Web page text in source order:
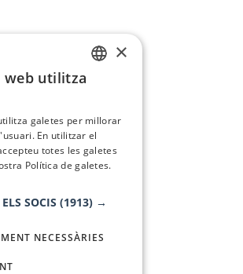
×
web utilitza
galetes per millorar
En utilitzar el
totes les galetes
Política de galetes.
SOCIS (1913) →
NECESSÀRIES